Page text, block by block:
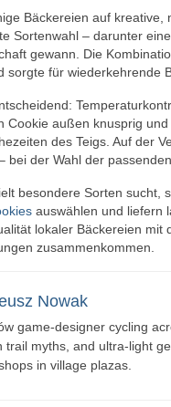
Bäckereien auf
Sortenwahl – darunter
gewann. Die
sorgte für wiederkehrende
Cookie außen knusprig
des Teigs. Auf der
bei der Wahl der passenden
besondere Sorten sucht,
auswählen und liefern
lokaler Bäckereien
zusammenkommen.
Nowak
game-designer cycling
trail myths, and ultra-light
in village plazas.